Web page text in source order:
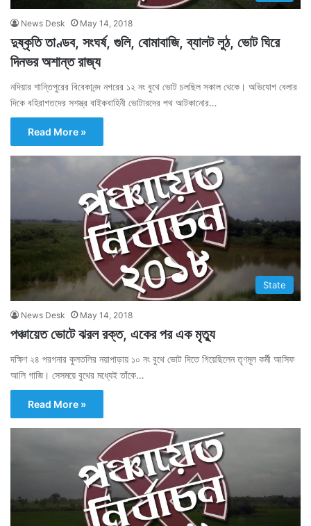
News Desk May 14, 2018
দুষ্কৃতি তাণ্ডব, সংঘর্ষ, গুলি, বোমাবাজি, ব্যালট লুঠ, ভোট ঘিরে
দিনভর অশান্ত রাজ্য
নদিয়ার শান্তিপুরের বিবেকানন্দ নগরের ১২ নং বুথে ভোট চলছিল সকাল থেকে। অভিযোগ বেলার
দিকে বহিরাগতদের সশস্ত্র বাইকবাহিনী ভোটারদের পথ আটকানোর…
Read More »
State
News Desk May 14, 2018
পঞ্চায়েত ভোটে ঝরল রক্ত, একের পর এক মৃত্যু
দক্ষিণ ২৪ পরগনার কুলতলির নয়াপাড়ায় ১০ নং বুথে ভোট দিতে গিয়েছিলেন তৃণমূল কর্মী আসিফ
আলি গাজি। সেসময়ে বুথের মধ্যেই তাঁকে…
Read More »